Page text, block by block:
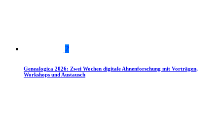
2
Genealogica 2026: Zwei Wochen digitale Ahnenforschung mit Vorträgen,
Workshops und Austausch